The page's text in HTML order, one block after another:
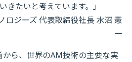
きたいと考えています。」
ロジーズ 代表取締役社長 水沼 憲
一
から、世界のAM技術の主要な実